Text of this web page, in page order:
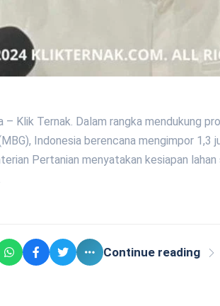
– Klik Ternak. Dalam rangka mendukung
Indonesia berencana mengimpor 1,3
Pertanian menyatakan kesiapan
Continue reading